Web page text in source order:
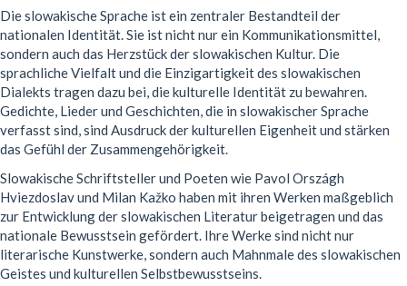
Die slowakische Sprache ist ein zentraler Bestandteil der
nationalen Identität. Sie ist nicht nur ein Kommunikationsmittel,
sondern auch das Herzstück der slowakischen Kultur. Die
sprachliche Vielfalt und die Einzigartigkeit des slowakischen
Dialekts tragen dazu bei, die kulturelle Identität zu bewahren.
Gedichte, Lieder und Geschichten, die in slowakischer Sprache
verfasst sind, sind Ausdruck der kulturellen Eigenheit und stärken
das Gefühl der Zusammengehörigkeit.
Slowakische Schriftsteller und Poeten wie Pavol Országh
Hviezdoslav und Milan Kažko haben mit ihren Werken maßgeblich
zur Entwicklung der slowakischen Literatur beigetragen und das
nationale Bewusstsein gefördert. Ihre Werke sind nicht nur
literarische Kunstwerke, sondern auch Mahnmale des slowakischen
Geistes und kulturellen Selbstbewusstseins.